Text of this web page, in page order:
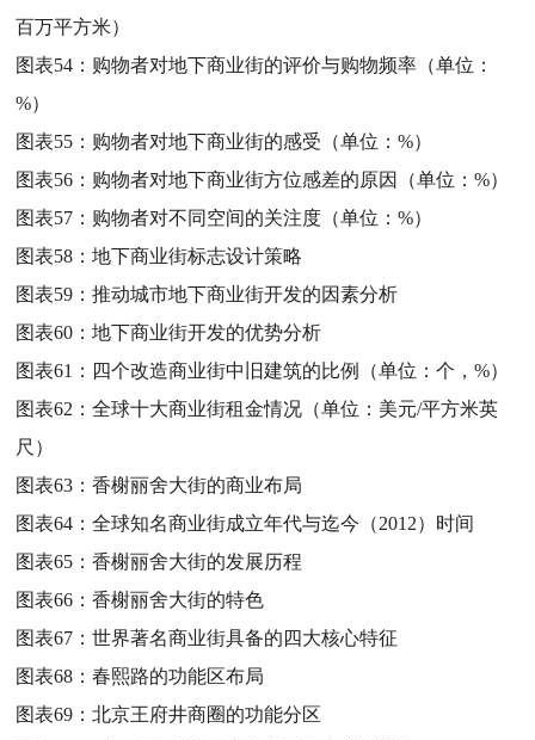
百万平方米）
图表54： 购物者对地下商业街的评价与购物频率（单位：
%）
图表55： 购物者对地下商业街的感受（单位：%）
图表56： 购物者对地下商业街方位感差的原因（单位：%）
图表57： 购物者对不同空间的关注度（单位：%）
图表58：地下商业街标志设计策略
图表59：推动城市地下商业街开发的因素分析
图表60：地下商业街开发的优势分析
图表61： 四个改造商业街中旧建筑的比例（单位：个，%）
图表62：全球十大商业街租金情况（单位：美元/平方米英
尺）
图表63：香榭丽舍大街的商业布局
图表64：全球知名商业街成立年代与迄今（2012）时间
图表65：香榭丽舍大街的发展历程
图表66：香榭丽舍大街的特色
图表67：世界著名商业街具备的四大核心特征
图表68：春熙路的功能区布局
图表69：北京王府井商圈的功能分区